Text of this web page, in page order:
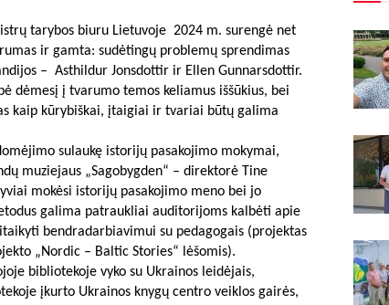
tarybos biuru Lietuvoje 2024 m. surengė net
ir gamta: sudėtingų problemų sprendimas
– Asthildur Jonsdottir ir Ellen Gunnarsdottir.
dėmesį į tvarumo temos keliamus iššūkius, bei
kaip kūrybiškai, įtaigiai ir tvariai būtų galima
sulaukę istorijų pasakojimo mokymai,
muziejaus „Sagobygden“ – direktorė Tine
mokėsi istorijų pasakojimo meno bei jo
galima patraukliai auditorijoms kalbėti apie
bendradarbiavimui su pedagogais (projektas
„Nordic – Baltic Stories“ lėšomis).
bibliotekoje vyko su Ukrainos leidėjais,
įkurto Ukrainos knygų centro veiklos gairės,